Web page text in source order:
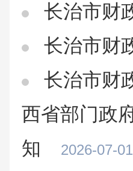
长治市财
长治市财
长治市财
西省部门政
知
2026-07-01